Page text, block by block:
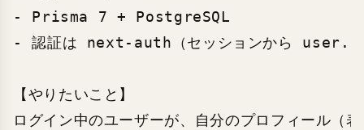
- Prisma 7 + PostgreSQL
- 認証は next-auth（セッションから
【やりたいこと】
ログイン中のユーザーが、自分のプロフィール（